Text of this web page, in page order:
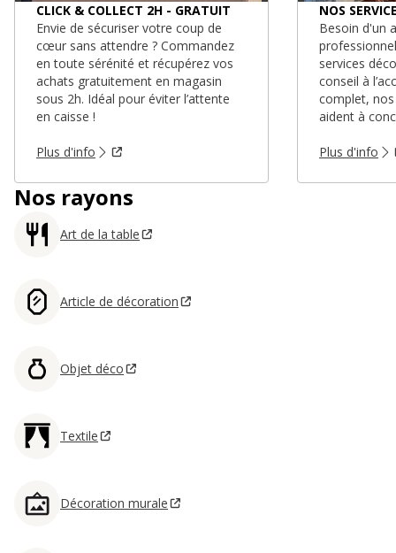
CLICK & COLLECT 2H - GRATUIT
Envie de sécuriser votre coup de
cœur sans attendre ? Commandez
en toute sérénité et récupérez vos
achats gratuitement en magasin
sous 2h. Idéal pour éviter l’attente
en caisse !
Plus d'info
NOS
Besoin d'un
services
conseil à
complet,
aident à
Plus d'info
Nos rayons
Art de la table
Article de décoration
Objet déco
Textile
Décoration murale